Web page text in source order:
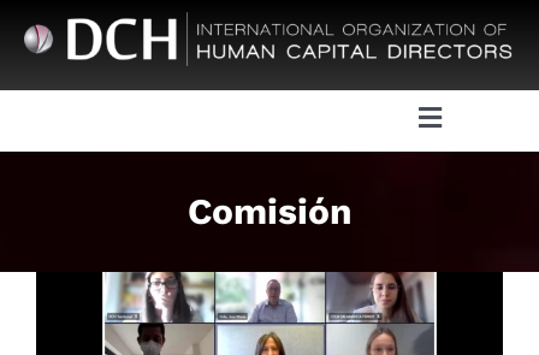
Toggle
Events
Comisión